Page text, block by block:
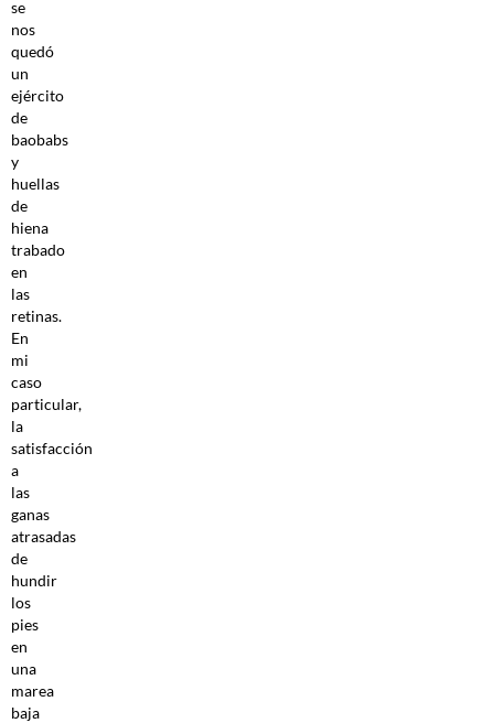
se
nos
quedó
un
ejército
de
baobabs
y
huellas
de
hiena
trabado
en
las
retinas.
En
mi
caso
particular,
la
satisfacción
a
las
ganas
atrasadas
de
hundir
los
pies
en
una
marea
baja